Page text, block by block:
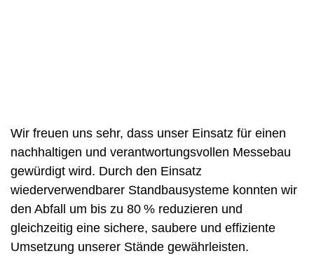
Wir freuen uns sehr, dass unser Einsatz für einen
nachhaltigen und verantwortungsvollen Messebau
gewürdigt wird. Durch den Einsatz
wiederverwendbarer Standbausysteme konnten wir
den Abfall um bis zu 80 % reduzieren und
gleichzeitig eine sichere, saubere und effiziente
Umsetzung unserer Stände gewährleisten.